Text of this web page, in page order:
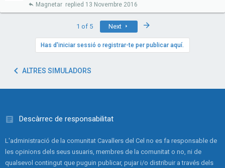
13 Novembre 2016
Magnetar
1 of 5 Next
Has d'iniciar sessió o registrar-te per publicar aquí.
ALTRES SIMULADORS
Descàrrec de responsabilitat
L'administració de la comunitat Cavallers del Cel no es fa responsable de
les opinions dels seus usuaris, membres de la comunitat o no, ni de
qualsevol contingut que puguin publicar, pujar i/o distribuir a través dels